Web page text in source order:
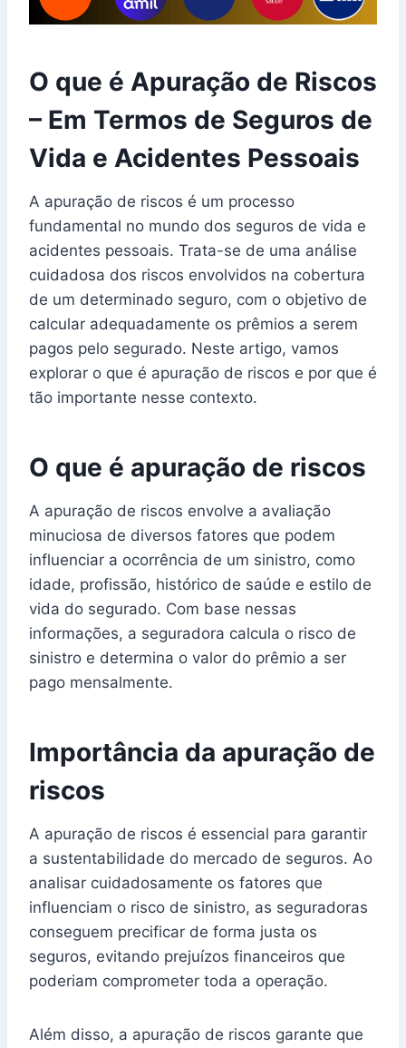
O que é Apuração de Riscos
– Em Termos de Seguros de
Vida e Acidentes Pessoais
A apuração de riscos é um processo
fundamental no mundo dos seguros de vida e
acidentes pessoais. Trata-se de uma análise
cuidadosa dos riscos envolvidos na cobertura
de um determinado seguro, com o objetivo de
calcular adequadamente os prêmios a serem
pagos pelo segurado. Neste artigo, vamos
explorar o que é apuração de riscos e por que é
tão importante nesse contexto.
O que é apuração de riscos
A apuração de riscos envolve a avaliação
minuciosa de diversos fatores que podem
influenciar a ocorrência de um sinistro, como
idade, profissão, histórico de saúde e estilo de
vida do segurado. Com base nessas
informações, a seguradora calcula o risco de
sinistro e determina o valor do prêmio a ser
pago mensalmente.
Importância da apuração de
riscos
A apuração de riscos é essencial para garantir
a sustentabilidade do mercado de seguros. Ao
analisar cuidadosamente os fatores que
influenciam o risco de sinistro, as seguradoras
conseguem precificar de forma justa os
seguros, evitando prejuízos financeiros que
poderiam comprometer toda a operação.
Além disso, a apuração de riscos garante que